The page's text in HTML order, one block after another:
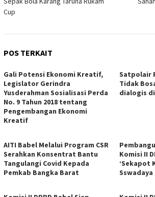
Cup
POS TERKAIT
Gali Potensi Ekonomi Kreatif,
Legislator Gerindra
Yusderahman Sosialisasi Perda
No. 9 Tahun 2018 tentang
Pengembangan Ekonomi
Kreatif
Satpolair
Tidak
dialogis
AITI Babel Melalui Program CSR
Serahkan Konsentrat Bantu
Tangulangi Covid Kepada
Pemkab Bangka Barat
Komisi II
‘Sekapot
Sswadaya